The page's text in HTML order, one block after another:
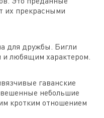
их прекрасными
для дружбы. Бигли
любящим характером.
гаванские
небольшие
кротким отношением